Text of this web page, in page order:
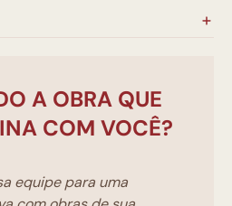
A OBRA QUE
COM VOCÊ?
equipe para uma